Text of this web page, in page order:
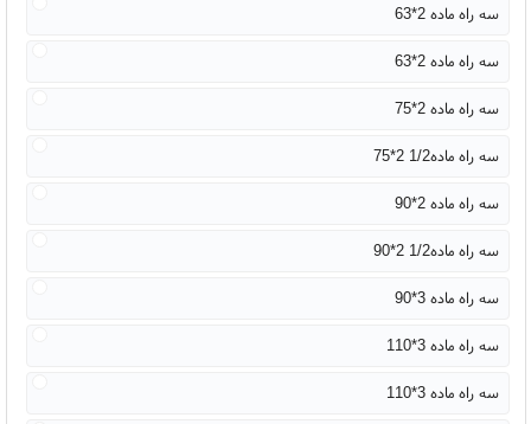
سه راه ماده 2*63
سه راه ماده 2*63
سه راه ماده 2*75
سه راه ماده1/2 2*75
سه راه ماده 2*90
سه راه ماده1/2 2*90
سه راه ماده 3*90
سه راه ماده 3*110
سه راه ماده 3*110